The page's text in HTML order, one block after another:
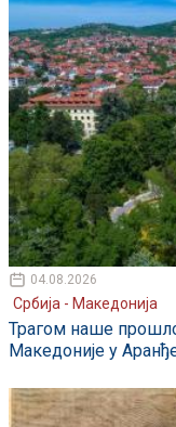
04.08.2026
Србија - Македонија
Трагом наше
Македоније у